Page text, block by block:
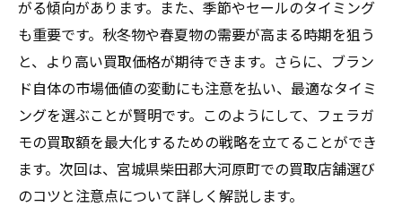
点
査定後の満足度を高めるためのコミュニケ
ーション
フェアトレード意識を持った買取の実践方
法
フェラガモの魅力再発見買取で宮城県柴田郡大
河原町を活用する方法
がる傾向があります。また、季節やセールのタイミング
も重要です。秋冬物や春夏物の需要が高まる時期を狙う
と、より高い買取価格が期待できます。さらに、ブラン
ド自体の市場価値の変動にも注意を払い、最適なタイミ
ングを選ぶことが賢明です。このようにして、フェラガ
モの買取額を最大化するための戦略を立てることができ
ます。次回は、宮城県柴田郡大河原町での買取店舗選び
のコツと注意点について詳しく解説します。